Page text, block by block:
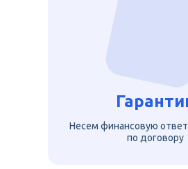
Несем финансовую
по договору